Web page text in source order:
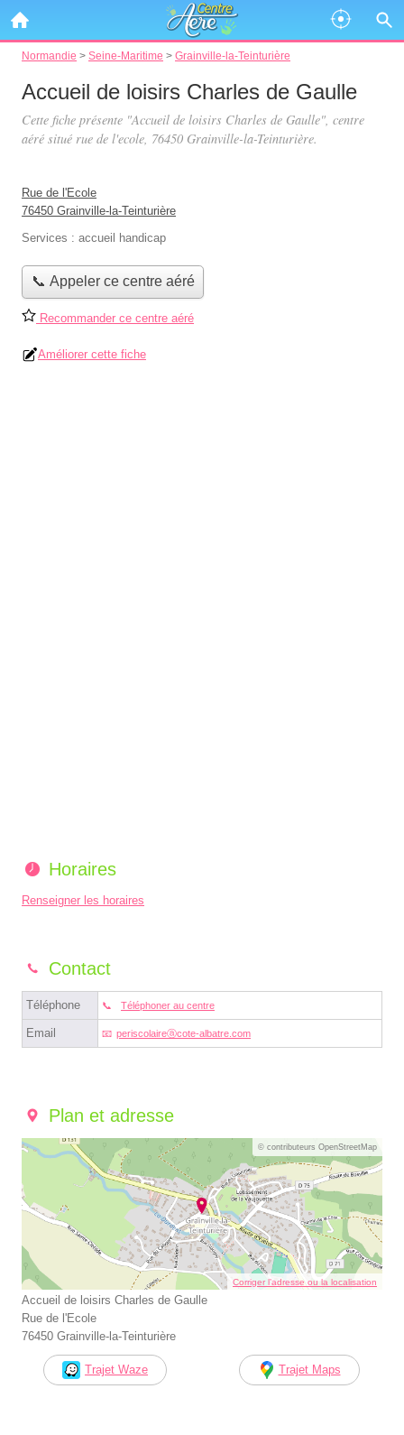
Normandie > Seine-Maritime > Grainville-la-Teinturière
Accueil de loisirs Charles de Gaulle
Cette fiche présente "Accueil de loisirs Charles de Gaulle", centre
aéré situé rue de l'ecole, 76450 Grainville-la-Teinturière.
Rue de l'Ecole
76450 Grainville-la-Teinturière
Services : accueil handicap
📞 Appeler ce centre aéré
Recommander ce centre aéré
Améliorer cette fiche
Horaires
Renseigner les horaires
Contact
Téléphone Téléphoner au centre
Email periscolaireⓐcote-albatre.com
Plan et adresse
© contributeurs OpenStreetMap
Corriger l’adresse ou la localisation
Accueil de loisirs Charles de Gaulle
Rue de l'Ecole
76450 Grainville-la-Teinturière
Trajet Waze Trajet Maps